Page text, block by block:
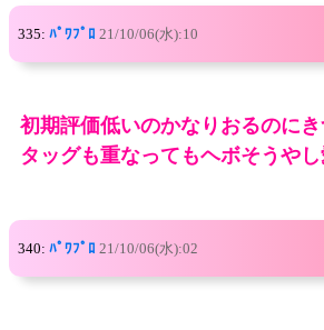
335: ﾊﾟﾜﾌﾟﾛ 21/10/06(水):10
初期評価低いのかなりおるのに
タッグも重なってもヘボそうや
340: ﾊﾟﾜﾌﾟﾛ 21/10/06(水):02